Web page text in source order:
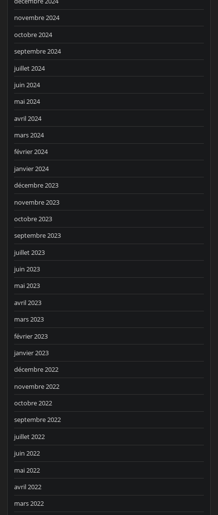
novembre 2024
octobre 2024
septembre 2024
juillet 2024
juin 2024
mai 2024
avril 2024
mars 2024
février 2024
janvier 2024
décembre 2023
novembre 2023
octobre 2023
septembre 2023
juillet 2023
juin 2023
mai 2023
avril 2023
mars 2023
février 2023
janvier 2023
décembre 2022
novembre 2022
octobre 2022
septembre 2022
juillet 2022
juin 2022
mai 2022
avril 2022
mars 2022